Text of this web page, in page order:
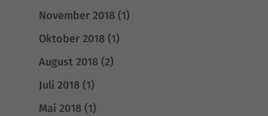
November 2018(1)
Oktober 2018(1)
August 2018(2)
Juli 2018(1)
Mai 2018(1)
mehr.